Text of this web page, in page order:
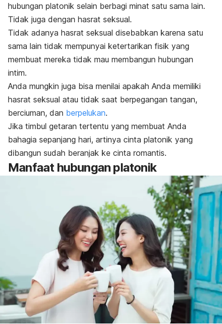
hubungan platonik selain berbagi minat satu sama lain.
Tidak juga dengan hasrat seksual.
Tidak adanya hasrat seksual disebabkan karena satu
sama lain tidak mempunyai ketertarikan fisik yang
membuat mereka tidak mau membangun hubungan
intim.
Anda mungkin juga bisa menilai apakah Anda memiliki
hasrat seksual atau tidak saat berpegangan tangan,
berciuman, dan berpelukan.
Jika timbul getaran tertentu yang membuat Anda
bahagia sepanjang hari, artinya cinta platonik yang
dibangun sudah beranjak ke cinta romantis.
Manfaat hubungan platonik